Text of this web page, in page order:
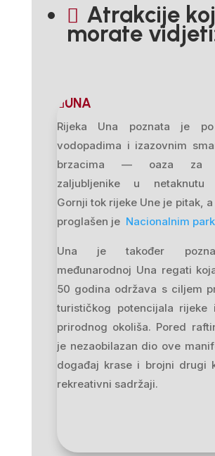
 Atrakcije
morate
UNA
Rijeka Una poznata je
vodopadima i izazovnim
brzacima — oaza za
zaljubljenike u netaknutu
Gornji tok rijeke Une je pitak,
proglašen je Nacionalnim
Una je također
međunarodnoj Una regati
50 godina održava s ciljem
turističkog potencijala rijeke
prirodnog okoliša. Pored
je nezaobilazan dio ove
događaj krase i brojni drugi
rekreativni sadržaji.